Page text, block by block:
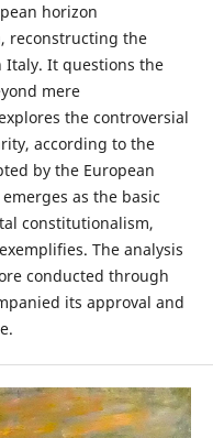
horizon
reconstructing the
Italy. It questions the
mere
the controversial
according to the
by the European
as the basic
constitutionalism,
The analysis
conducted through
its approval and